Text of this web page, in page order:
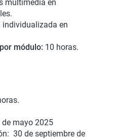
multimedia en
en
módulo: 10 horas.
de mayo 2025
30 de septiembre de